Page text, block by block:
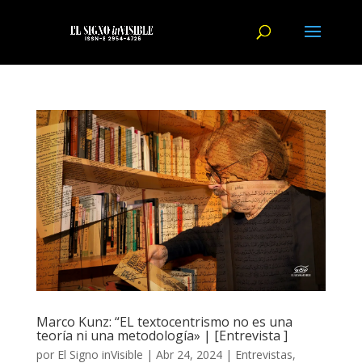
Marco Kunz: “EL textocentrismo no es una
teoría ni una metodología» | [Entrevista ]
por El Signo inVisible | Abr 24, 2024| Entrevistas,